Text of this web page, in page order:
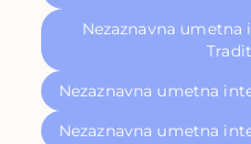
Nezaznavna umetna
Nezaznavna umetna
Nezaznavna umetna